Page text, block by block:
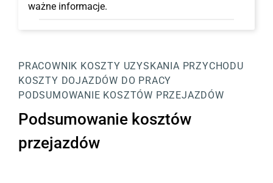
ważne informacje.
PRACOWNIK KOSZTY UZYSKANIA PRZYCHODU
KOSZTY DOJAZDÓW DO PRACY
PODSUMOWANIE KOSZTÓW PRZEJAZDÓW
Podsumowanie kosztów
przejazdów